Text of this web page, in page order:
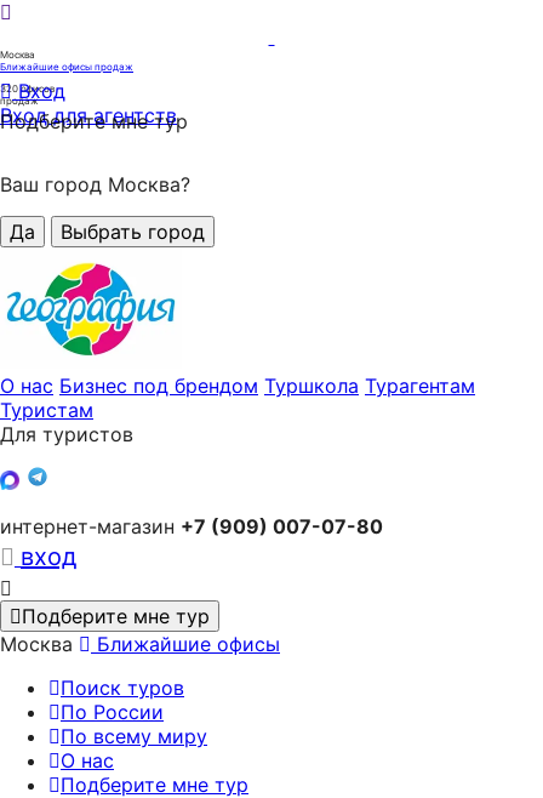
Москва
Ближайшие офисы продаж
320офисов
продаж
Вход
Вход для агентств
Подберите мне тур
Ваш город Москва?
Да
Выбрать город
О нас Бизнес под брендом Туршкола Турагентам
Туристам
Для туристов
интернет-магазин +7 (909) 007-07-80
вход
Подберите мне тур
Москва
Ближайшие офисы
Поиск туров
По России
По всему миру
О нас
Подберите мне тур